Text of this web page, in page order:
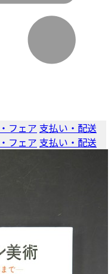
フェア 支払い・配送
フェア 支払い・配送